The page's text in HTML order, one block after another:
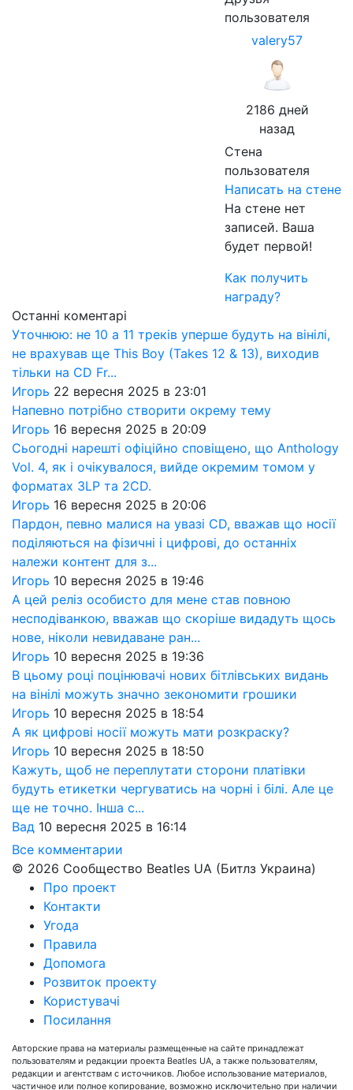
пользователя
valery57
2186 дней
назад
Стена
пользователя
Написать на стене
На стене нет
записей. Ваша
будет первой!
Как получить
награду?
Останні коментарі
Уточнюю: не 10 а 11 треків уперше будуть на вінілі,
не врахував ще This Boy (Takes 12 & 13), виходив
тільки на CD Fr...
Игорь 22 вересня 2025 в 23:01
Напевно потрібно створити окрему тему
Игорь 16 вересня 2025 в 20:09
Сьогодні нарешті офіційно сповіщено, що Anthology
Vol. 4, як і очікувалося, вийде окремим томом у
форматах 3LP та 2CD.
Игорь 16 вересня 2025 в 20:06
Пардон, певно малися на увазі CD, вважав що носії
поділяються на фізичні і цифрові, до останніх
належи контент для з...
Игорь 10 вересня 2025 в 19:46
А цей реліз особисто для мене став повною
несподіванкою, вважав що скоріше видадуть щось
нове, ніколи невидаване ран...
Игорь 10 вересня 2025 в 19:36
В цьому році поцінювачі нових бітлівських видань
на вінілі можуть значно зекономити грошики
Игорь 10 вересня 2025 в 18:54
А як цифрові носії можуть мати розкраску?
Игорь 10 вересня 2025 в 18:50
Кажуть, щоб не переплутати сторони платівки
будуть етикетки чергуватись на чорні і білі. Але це
ще не точно. Інша с...
Вад 10 вересня 2025 в 16:14
Все комментарии
© 2026 Сообщество Beatles UA (Битлз Украина)
Про проект
Контакти
Угода
Правила
Допомога
Розвиток проекту
Користувачі
Посилання
Авторские права на материалы размещенные на сайте принадлежат
пользователям и редакции проекта Beatles UA, а также пользователям,
редакции и агентствам с источников. Любое использование материалов,
частичное или полное копирование, возможно исключительно при наличии